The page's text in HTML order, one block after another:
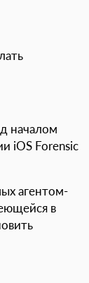
началом
iOS Forensic
агентом-
в